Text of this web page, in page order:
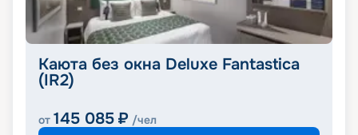
Каюта без окна Deluxe Fantastica
(IR2)
от 145 085 ₽ /чел